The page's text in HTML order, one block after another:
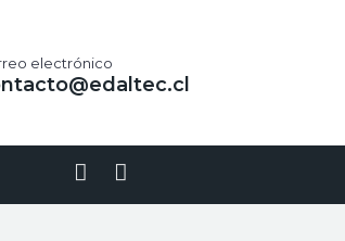
electrónico
Linkedin-
in
Youtube